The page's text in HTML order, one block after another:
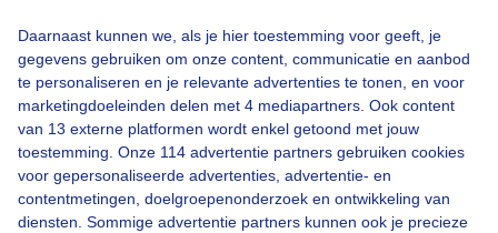
Daarnaast kunnen we, als je hier toestemming voor geeft, je
gegevens gebruiken om onze content, communicatie en aanbod
te personaliseren en je relevante advertenties te tonen, en voor
marketingdoeleinden delen met 4 mediapartners. Ook content
van 13 externe platformen wordt enkel getoond met jouw
toestemming. Onze 114 advertentie partners gebruiken cookies
voor gepersonaliseerde advertenties, advertentie- en
contentmetingen, doelgroepenonderzoek en ontwikkeling van
diensten. Sommige advertentie partners kunnen ook je precieze
Over Buienradar
Bedrijfsgegevens